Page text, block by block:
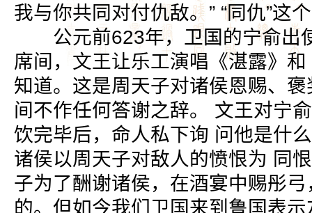
我与你共同对付仇敌。” “同仇”这
公元前623年，卫国的宁俞出
席间，文王让乐工演唱《湛露》
知道。这是周天子对诸侯恩赐、
间不作任何答谢之辞。 文王对宁
饮完毕后，命人私下询 问他是什
诸侯以周天子对敌人的愤恨为 同
子为了酬谢诸侯，在酒宴中赐彤
的。但如今我们卫国来到鲁国表